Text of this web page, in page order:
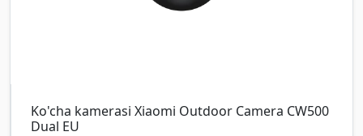
Ko'cha kamerasi Xiaomi Outdoor Camera CW500
Dual EU